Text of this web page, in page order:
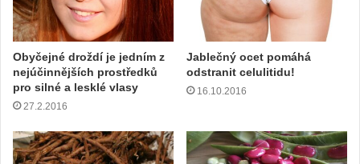
Obyčejné droždí je jedním z
nejúčinnějších prostředků
pro silné a lesklé vlasy
27.2.2016
Jablečný ocet pomáhá
odstranit celulitidu!
16.10.2016